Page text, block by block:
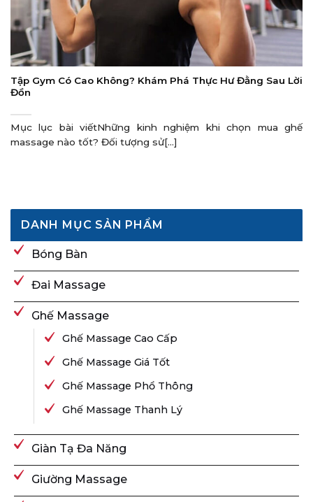
Tập Gym Có Cao Không? Khám Phá Thực Hư Đằng Sau Lời
Đồn
Mục lục bài viếtNhững kinh nghiệm khi chọn mua ghế
massage nào tốt? Đối tượng sử[...]
DANH MỤC SẢN PHẨM
Bóng Bàn
Đai Massage
Ghế Massage
Ghế Massage Cao Cấp
Ghế Massage Giá Tốt
Ghế Massage Phổ Thông
Ghế Massage Thanh Lý
Giàn Tạ Đa Năng
Giường Massage